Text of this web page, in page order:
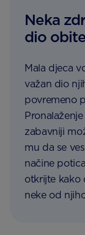
Neka
dio
Mala djeca
važan dio
povremeno
zabavniji
mu da se
načine
otkrijte kako
neke od